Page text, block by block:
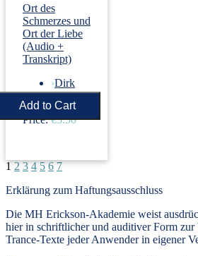
Ort des
Schmerzes und
Ort der Liebe
(Audio +
Transkript)
›Dirk
Revenstorf
Price: €5.50
1 2 3 4 5 6 7
Erklärung zum Haftungsausschluss
Die MH Erickson-Akademie weist
hier in schriftlicher und auditiver Form zur
Trance-Texte jeder Anwender in eigener